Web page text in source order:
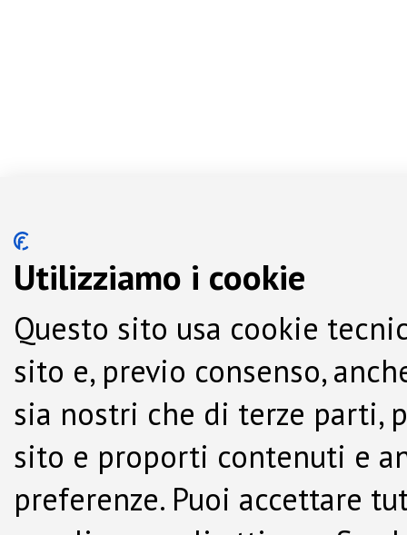
Utilizziamo i cookie
Questo sito usa cookie
sito e, previo consenso,
sia nostri che di terze parti,
sito e proporti contenuti e
preferenze. Puoi accettare